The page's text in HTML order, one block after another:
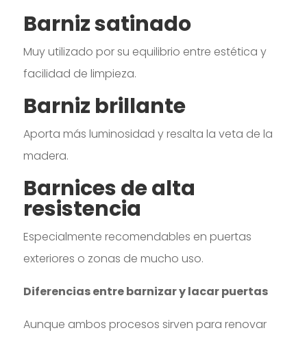
Barniz satinado
Muy utilizado por su equilibrio entre estética y
facilidad de limpieza.
Barniz brillante
Aporta más luminosidad y resalta la veta de la
madera.
Barnices de alta
resistencia
Especialmente recomendables en puertas
exteriores o zonas de mucho uso.
Diferencias entre barnizar y lacar puertas
Aunque ambos procesos sirven para renovar